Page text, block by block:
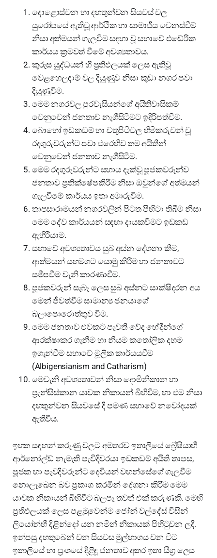
දොළොස්වන හා දහතුන්වන සියවස් වල
යුරෝපයේ ඇතිවූ ආර්ථීක හා සාමාජීය වෙනස්වීම්
නිසා අත්මයන් ගැලවීම සඳහා වූ සභාවේ එඬේරික
කාර්යය ක්‍රමවත් වීමේ අවශ්‍යතාවය.
කුරුස යුද්ධයන් හී ප්‍රතිඵලයක් ලෙස ඇතිවූ
වෙළහෙලඳාම් වල දියුණුව නිසා කුඩා නගර පවා
දියුණුවීම.
මෙම නගරවල පුරවැසියන්ගේ අයිතිවාසිකම්
වෙනුවෙන් ජනතාව නැගීසිටීමට ඉදිරිපත්වීම.
බොහෝ ඉඩකඩම් හා වතුපිටිවල හිමිකරුවන් වූ
රදගුරුවරුන්ට පවා එරෙහිව තම අයිතීන්
වෙනුවෙන් ජනතාව නැගීසිටීම.
මෙම රදගුරුවරුන්ට සහාය දැක්වූ පූජකවරුන්ව
ජනතාව ප්‍රතික්ෂේපකිරීම නිසා ඔවුන්ගේ අත්මයන්
ගැලවීමේ කාර්යය ඉතා අමාරුවීම.
තාපසාරාමයන් නගරවලින් පිටත පිහිටා තිබීම නිසා
මෙම දේව කාර්යයන් සඳහා දායකවීමට ඉඩකඩ
ඇහිරීයාම.
සභාවේ අවශ්‍යතාවය සුබ අස්න දේශනා කීම,
ආත්මයන් යහමගට යොමු කිරිම හා ජනතාවට
සමීපවීම වැනි කාරණාවීම.
පූජකවරුන් සැබෑ ලෙස සුබ අස්නට සාක්ෂිදරන අය
මෙන් ජීවත්වීම සාමාන්‍ය ජනයාගේ
බලාපොරොත්තුව වීම.
මෙම ජනතාව එවකට පැවති වේද භේදීන්ගේ
ආරක්ෂාකර ගැනීම හා නියම කතෝලික දහම
ඉගැන්වීම සභාවේ මූලික කාර්යයවීම
(Albigensianism and Catharism)
මෙවැනි අවශ්‍යතාවන් නිසා දොමිනිකාන හා
ප්‍රැන්සිස්කාන යාචක නිකායන් බිහිවීම, හා එම නිසා
දහතුන්වන සියවසේ දී පමණ සභාවේ නවෝදයක්
ඇතිවීය.
ඉහත සඳහන් කරුණු වලට අමතරව ඉතාලියේ බ්‍රේෂියාහී
ආර්නෝල්ඩ් නැමැති පැවිදිවරයා ඉඩකඩම් අයිති තාපස,
පූජක හා පැවදිවරුන්ට දෙවියන් වහන්සේගේ ගැලවීම
නොලැඛෙන බව ප්‍රකාශ කරමින් දේශනා කිරීම මෙම
යාචක නිකායන් බිහිවීට බලපෑ තවත් එක් කරුණකි. මෙහි
ප්‍රතිඵලයක් ලෙස පළමුවෙන්ම ජෝන් වල්දේස් විසින්
ලියෝන්හී දිළින්දෝ යන නමින් නිකායක් පිහිටුවන ලදී.
ඉන්පසු දහතුබෙන් වන සියවස මුල්භාගය වන විට
ඉතාලියේ හා ප්‍රංශයේ දිළිඳූ ජනතාව අතර ඉතා සීග්‍ර ලෙස